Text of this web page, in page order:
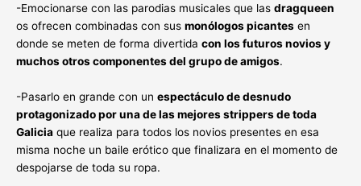
-Emocionarse con las parodias musicales que las dragqueen
os ofrecen combinadas con sus monólogos picantes en
donde se meten de forma divertida con los futuros novios y
muchos otros componentes del grupo de amigos.
-Pasarlo en grande con un espectáculo de desnudo
protagonizado por una de las mejores strippers de toda
Galicia que realiza para todos los novios presentes en esa
misma noche un baile erótico que finalizara en el momento de
despojarse de toda su ropa.